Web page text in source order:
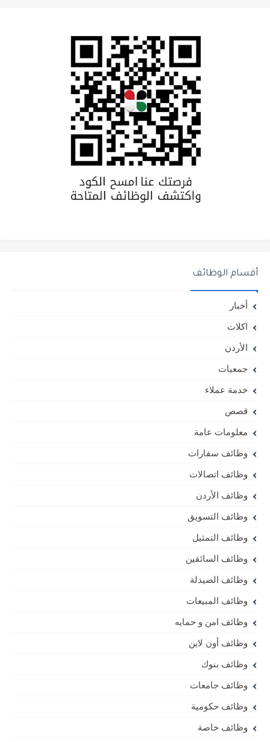
أقسام الوظائف
أخبار
اكلات
الأردن
جمعيات
خدمة عملاء
قصص
معلومات عامة
وظائف سفارات
وظائف اتصالات
وظائف الأردن
وظائف التسويق
وظائف التمثيل
وظائف السائقين
وظائف الصيدلة
وظائف المبيعات
وظائف امن و حمايه
وظائف أون لاين
وظائف بنوك
وظائف جامعات
وظائف حكومية
وظائف خاصة